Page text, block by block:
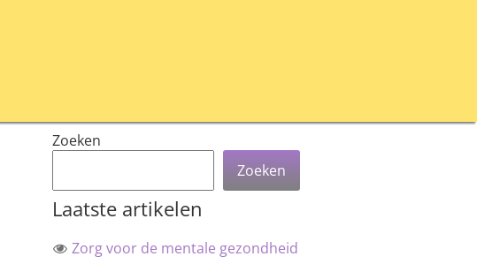
Zoeken
Zoeken
Laatste artikelen
Zorg voor de mentale gezondheid